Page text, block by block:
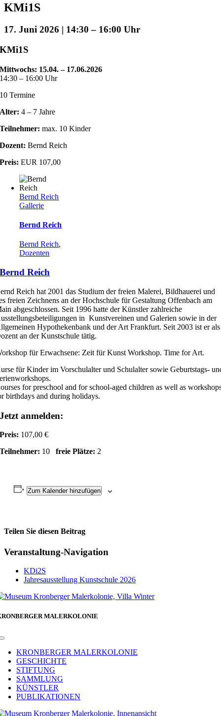
KMi1S
17. Juni 2026 | 14:30 – 16:00
KMi1S
Mittwochs: 15.04. – 17.06.2026
14:30 – 16:00 Uhr
10 Termine
Alter: 4 – 7 Jahre
Teilnehmer: max. 10 Kinder
Dozent: Bernd Reich
Preis: EUR 107,00
Bernd Reich
Gallerie
Bernd Reich
Bernd Reich,
Dozenten
Bernd Reich
Reich hat 2001 das Studium der freien Malerei, Bildhauerei und
freien Zeichnens an der Hochschule für Gestaltung Offenbach am
abgeschlossen. Seit 1996 hatte der Künstler zahlreiche
in Kunstvereinen und Galerien sowie in der
Hypothekenbank und der Art Frankfurt. Seit 2003 ist er als
an der Kunstschule tätig.
für Erwachsene: Zeit für Kunst Workshop. Time for Art.
für Kinder im Vorschulalter und Schulalter sowie Geburtstags-
for preschool and for school-aged children as well as
birthdays and during holidays.
Jetzt anmelden:
Preis: 107,00 €
Teilnehmer: 10freie Plätze: 2
Zum Kalender hinzufügen
Teilen Sie diesen Beitrag
Facebook
Veranstaltung-Navigation
KDi2S
Jahresausstellung Kunstschule 2026
MALERKOLONIE
Toggle
NavigationKRONBERGER MALERKOLONIE
GESCHICHTE
STIFTUNG
SAMMLUNG
KÜNSTLER
PUBLIKATIONEN